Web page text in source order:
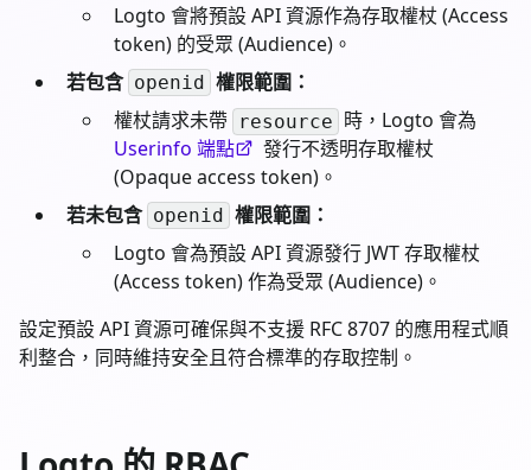
Logto 會將預設 API 資源作為存取權杖 (Access
token) 的受眾 (Audience)。
若包含 openid
權限範圍：
權杖請求未帶
resource 時，Logto 會為
Userinfo 端點
發行不透明存取權杖
(Opaque access token)。
若未包含 openid
權限範圍：
Logto 會為預設 API 資源發行 JWT 存取權杖
(Access token) 作為受眾 (Audience)。
設定預設 API 資源可確保與不支援 RFC 8707 的應用程式順
利整合，同時維持安全且符合標準的存取控制。